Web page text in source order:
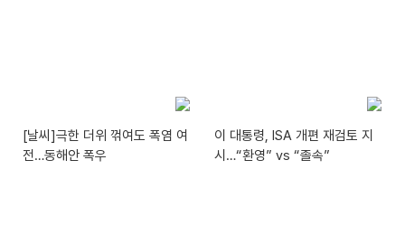
[날씨]극한 더위 꺾여도 폭염 여
전…동해안 폭우
이 대통령, ISA 개편 재검토 지
시…“환영” vs “졸속”